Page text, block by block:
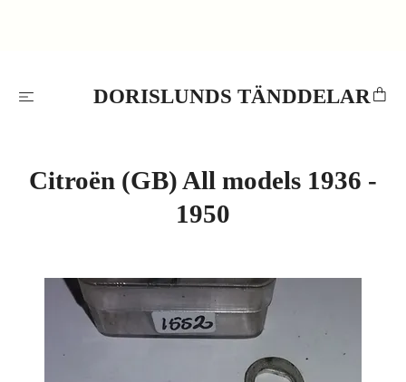
DORISLUNDS TÄNDDELAR
Citroën (GB) All models 1936 -
1950